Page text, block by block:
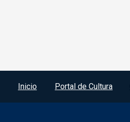
Menú del pie
Inicio Portal de Cultura